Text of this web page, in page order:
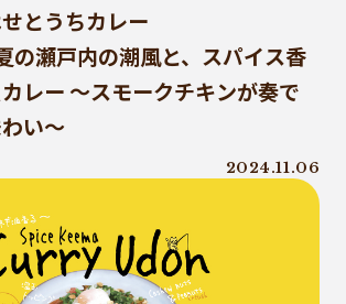
ラーエコノミー
み
低炭素コンクリート
環境回復
ライスレジン
装材不足
海ごみリーダー
地球温暖化
ツキノワグマ
本印刷産業連合会
漁業
とうちカレー
瀬戸内の潮風と、スパイス香
レー 〜スモークチキンが奏で
い〜
2024.11.06